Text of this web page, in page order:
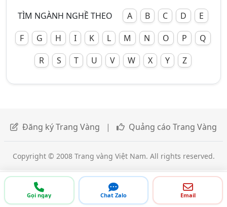
Gọi ngay Chat Zalo Email
TÌM NGÀNH NGHỀ THEO A B C D
E
F
G H I K L M N O P
Q
R
S T U V W X Y Z
Đăng ký Trang Vàng | Quảng cáo Trang Vàng
Copyright © 2008 Trang vàng Việt Nam. All rights reserved.